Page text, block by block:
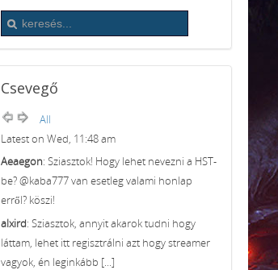
Csevegő
All
Latest on Wed, 11:48 am
Aeaegon: Sziasztok! Hogy lehet nevezni a HST-
be? @kaba777 van esetleg valami honlap
erről? köszi!
alxird: Sziasztok, annyit akarok tudni hogy
láttam, lehet itt regisztrálni azt hogy streamer
vagyok, én leginkább [...]